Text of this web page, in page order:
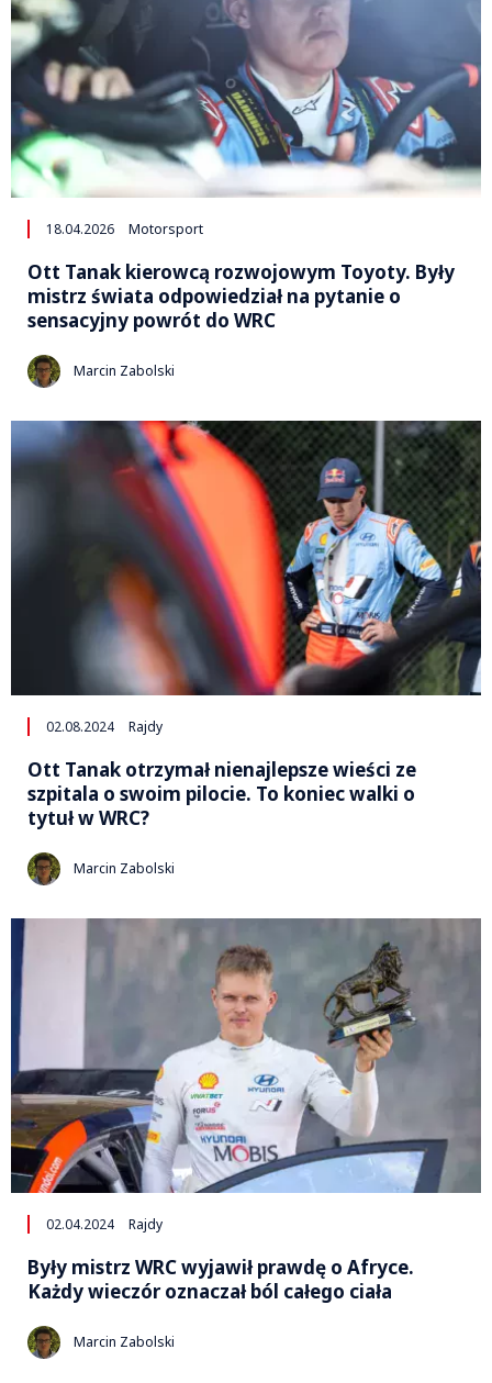
18.04.2026 Motorsport
Ott Tanak kierowcą rozwojowym Toyoty. Były
mistrz świata odpowiedział na pytanie o
sensacyjny powrót do WRC
Marcin Zabolski
02.08.2024 Rajdy
Ott Tanak otrzymał nienajlepsze wieści ze
szpitala o swoim pilocie. To koniec walki o
tytuł w WRC?
Marcin Zabolski
02.04.2024 Rajdy
Były mistrz WRC wyjawił prawdę o Afryce.
Każdy wieczór oznaczał ból całego ciała
Marcin Zabolski